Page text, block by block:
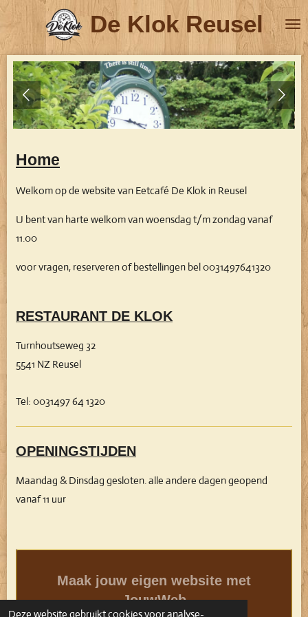
Deze website gebruikt cookies voor analyse-
direct
naar
de
hoofdinhoud
De Klok Reusel
Home
Welkom op de website van Eetcafé De Klok in Reusel
U bent van harte welkom van woensdag t/m zondag vanaf
11.00
voor vragen, reserveren of bestellingen bel 0031497641320
RESTAURANT DE KLOK
Turnhoutseweg 32
5541 NZ Reusel
Tel: 0031497 64 1320
OPENINGSTIJDEN
Maandag & Dinsdag gesloten. alle andere dagen geopend
vanaf 11 uur
Maak jouw eigen website met
JouwWeb